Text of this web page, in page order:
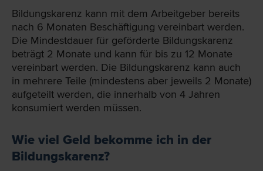
Bildungskarenz kann mit dem Arbeitgeber bereits
nach 6 Monaten Beschäftigung vereinbart werden.
Die Mindestdauer für geförderte Bildungskarenz
beträgt 2 Monate und kann für bis zu 12 Monate
vereinbart werden. Die Bildungskarenz kann auch
in mehrere Teile (mindestens aber jeweils 2 Monate)
aufgeteilt werden, die innerhalb von 4 Jahren
konsumiert werden müssen.
Wie viel Geld bekomme ich in der
Bildungskarenz?